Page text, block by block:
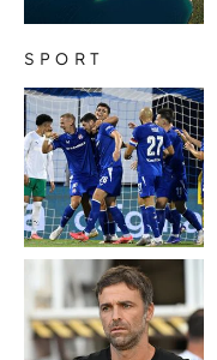
SPORT